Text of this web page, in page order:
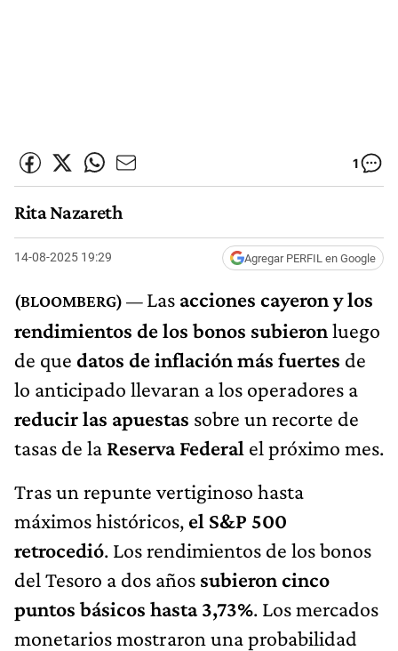
1
Rita Nazareth
14-08-2025 19:29 Agregar PERFIL en Google
Las acciones cayeron y los
rendimientos de los bonos subieronluego
de que datos de inflación más fuertes de
lo anticipado llevaran a los operadores a
reducir las apuestas sobre un recorte de
tasas de la Reserva Federal el próximo mes.
Tras un repunte vertiginoso hasta
máximos históricos, el S&P 500
retrocedió. Los rendimientos de los bonos
del Tesoro a dos años subieron cinco
puntos básicos hasta 3,73%. Los mercados
monetarios mostraron una probabilidad